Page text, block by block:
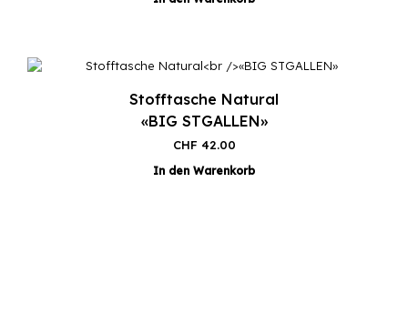
Stofftasche Natural
«BIG STGALLEN»
CHF 42.00
In den Warenkorb